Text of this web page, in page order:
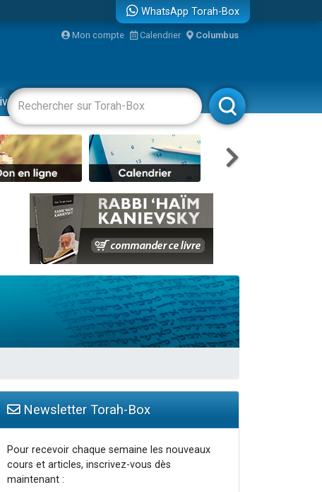
WhatsApp Torah-Box
Mon compte Calendrier Columbus
Livres Rabbanim
Newsletter Torah-Box
Pour recevoir chaque semaine les nouveaux
cours et articles, inscrivez-vous dès
maintenant :